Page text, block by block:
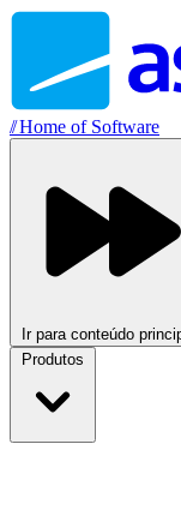
//Home of Software
Ir para conteúdo
Produtos